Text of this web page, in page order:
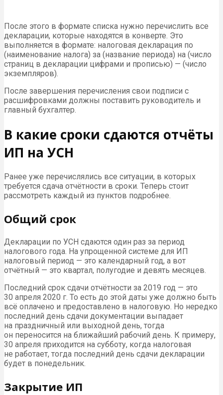
После этого в формате списка нужно перечислить все
декларации, которые находятся в конверте. Это
выполняется в формате: налоговая декларация по
(наименование налога) за (название периода) на (число
страниц в декларации цифрами и прописью) — (число
экземпляров).
После завершения перечисления свои подписи с
расшифровками должны поставить руководитель и
главный бухгалтер.
В какие сроки сдаются отчёты
ИП на УСН
Ранее уже перечислялись все ситуации, в которых
требуется сдача отчётности в сроки. Теперь стоит
рассмотреть каждый из пунктов подробнее.
Общий срок
Декларации по УСН сдаются один раз за период
налогового года. На упрощенной системе для ИП
налоговый период — это календарный год, а вот
отчётный — это квартал, полугодие и девять месяцев.
Последний срок сдачи отчётности за 2019 год — это
30 апреля 2020 г. То есть до этой даты уже должно быть
всё оплачено и предоставлено в налоговую. Но нередко
последний день сдачи документации выпадает
на праздничный или выходной день, тогда
он переносится на ближайший рабочий день. К примеру,
30 апреля приходится на субботу, когда налоговая
не работает, тогда последний день сдачи декларации
будет в понедельник.
Закрытие ИП